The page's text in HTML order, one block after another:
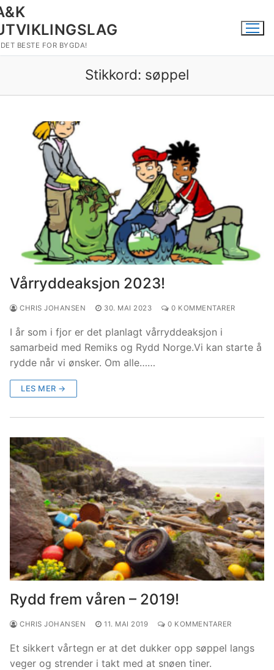
Hopp
til
innholdet
BESTE FOR BYGDA!
Stikkord: søppel
Vårryddeaksjon 2023!
CHRIS JOHANSEN 30. MAI 2023 0 KOMMENTARER
I år som i fjor er det planlagt vårryddeaksjon i
samarbeid med Remiks og Rydd Norge.Vi kan starte å
rydde når vi ønsker. Om alle……
LES MER →
Rydd frem våren – 2019!
CHRIS JOHANSEN 11. MAI 2019 0 KOMMENTARER
Et sikkert vårtegn er at det dukker opp søppel langs
veger og strender i takt med at snøen tiner.